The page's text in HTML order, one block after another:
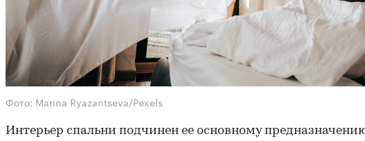
Фото: Marina Ryazantseva/Pexels
Интерьер спальни подчинен ее основному